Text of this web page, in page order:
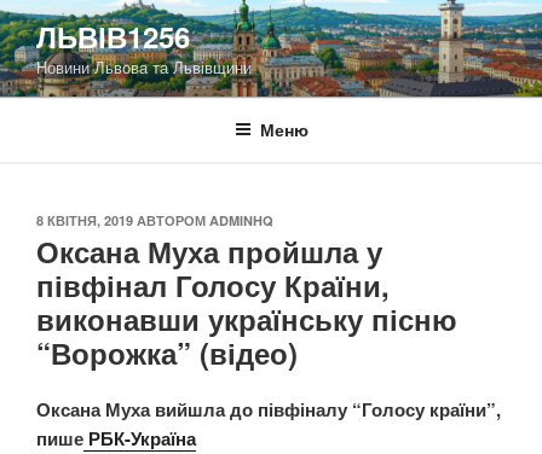
Перейти
до
вмісту
ЛЬВІВ1256
Новини Львова та Львівщини
Меню
ОПУБЛІКОВАНО
8 КВІТНЯ, 2019 АВТОРОМ ADMINHQ
Оксана Муха пройшла у
півфінал Голосу Країни,
виконавши українську пісню
“Ворожка” (відео)
Оксана Муха вийшла до півфіналу “Голосу країни”,
пише РБК-Україна